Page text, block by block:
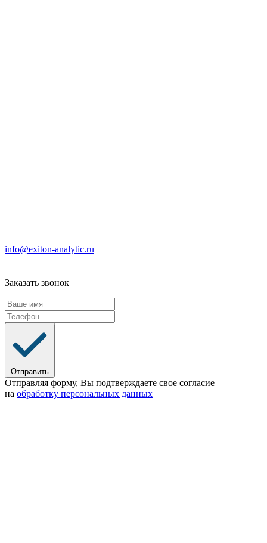
info@exiton-analytic.ru
Заказать звонок
Отправить
Отправляя форму, Вы подтверждаете свое согласие
на обработку персональных данных